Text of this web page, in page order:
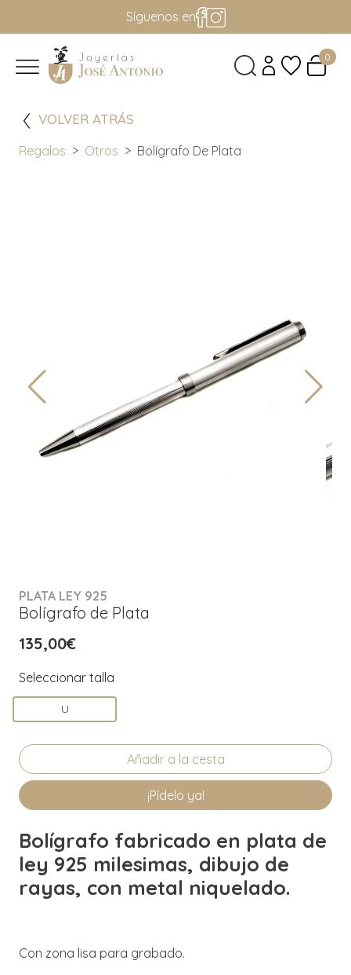
Síguenos en
0
VOLVER ATRÁS
Regalos Otros Bolígrafo De Plata
PLATA LEY 925
Bolígrafo de Plata
135,00€
Seleccionar talla
U
¡Pídelo ya!
Bolígrafo fabricado en plata de
ley 925 milesimas, dibujo de
rayas, con metal niquelado.
Con zona lisa para grabado.